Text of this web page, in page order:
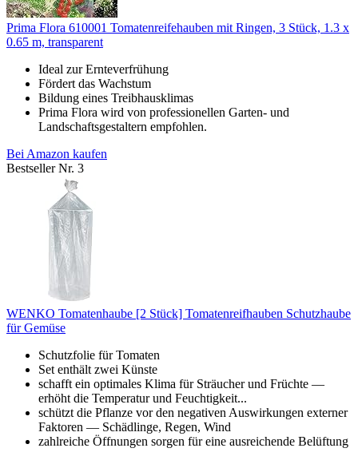
Prima Flora 610001 Tomatenreifehauben mit Ringen, 3 Stück, 1.3 x
0.65 m, transparent
Ideal zur Ernteverfrühung
Fördert das Wachstum
Bildung eines Treibhausklimas
Prima Flora wird von professionellen Garten- und
Landschaftsgestaltern empfohlen.
Bei Amazon kaufen
Bestseller Nr. 3
WENKO Tomatenhaube [2 Stück] Tomatenreifhauben Schutzhaube
für Gemüse
Schutzfolie für Tomaten
Set enthält zwei Künste
schafft ein optimales Klima für Sträucher und Früchte —
erhöht die Temperatur und Feuchtigkeit...
schützt die Pflanze vor den negativen Auswirkungen externer
Faktoren — Schädlinge, Regen, Wind
zahlreiche Öffnungen sorgen für eine ausreichende Belüftung